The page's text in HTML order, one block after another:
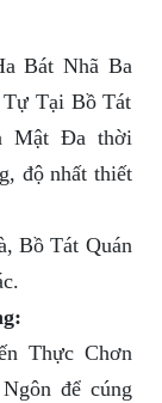
Bát Nhã Ba
Tại Bồ Tát
Mật Đa thời
độ nhất thiết
Bồ Tát Quán
Thực Chơn
để cúng